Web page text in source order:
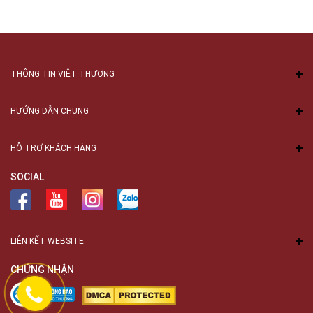
THÔNG TIN VIỆT THƯƠNG
HƯỚNG DẪN CHUNG
HỖ TRỢ KHÁCH HÀNG
SOCIAL
LIÊN KẾT WEBSITE
CHỨNG NHẬN